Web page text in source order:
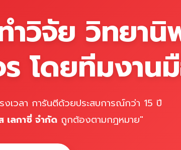
ำวิจัย วิทยา
โดยทีมงาน
เวลา การันตีด้วยประสบการณ์กว่า 15 ปี
เลกาซี่ จำกัดถูกต้องตามกฎหมาย"